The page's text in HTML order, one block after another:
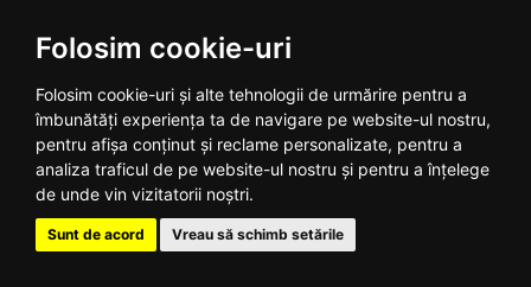
Folosim cookie-uri
Folosim cookie-uri și alte tehnologii de urmărire pentru a
îmbunătăți experiența ta de navigare pe website-ul nostru,
pentru afișa conținut și reclame personalizate, pentru a
analiza traficul de pe website-ul nostru și pentru a înțelege
de unde vin vizitatorii noștri.
Sunt de acord Vreau să schimb setările
CELE MAI VANDUTE PRODUSE: